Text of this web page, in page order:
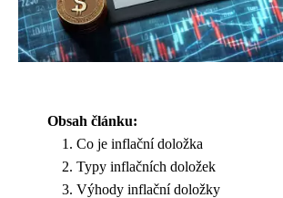
Obsah článku:
Co je inflační doložka
Typy inflačních doložek
Výhody inflační doložky